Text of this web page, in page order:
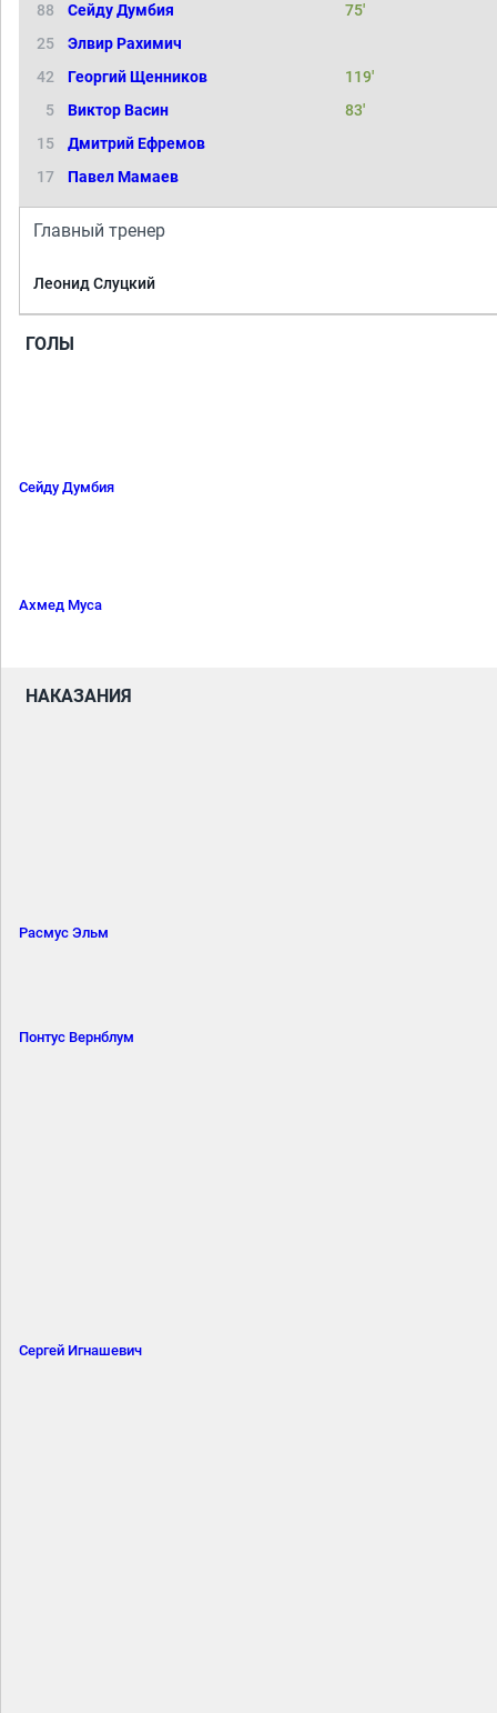
88
Сейду Думбия
75'
25
Элвир Рахимич
42
Георгий Щенников
119'
5
Виктор Васин
83'
15
Дмитрий Ефремов
17
Павел Мамаев
Главный тренер
Леонид Слуцкий
ГОЛЫ
Сейду Думбия
Ахмед Муса
НАКАЗАНИЯ
Расмус Эльм
Понтус Вернблум
Сергей Игнашевич